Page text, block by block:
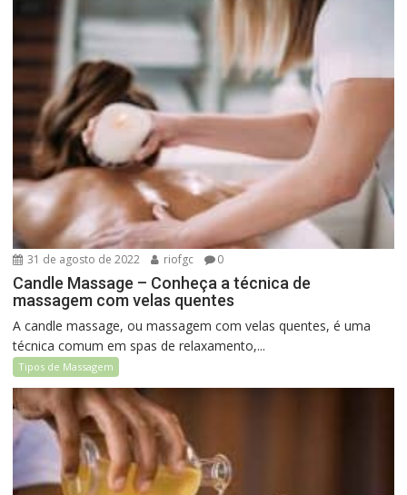
31 de agosto de 2022 riofgc 0
Candle Massage – Conheça a técnica de
massagem com velas quentes
A candle massage, ou massagem com velas quentes, é uma
técnica comum em spas de relaxamento,...
Tipos de Massagem